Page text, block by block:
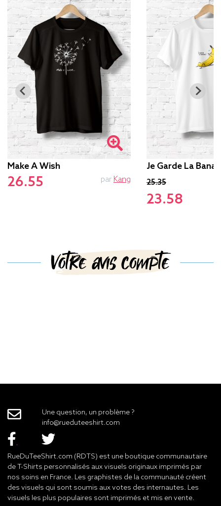
Make A Wish
26.55 par Kang
Je Garde La
25.35
23.58
Votre avis compte
Une question, un problème ?
info@rueduteeshirt.com
RueDuTeeShirt.com (RDTS) est une boutique communautaire
de T-Shirts personnalisés aux visuels originaux imprimés par
nos soins en France. Les graphistes de la communauté créent
des visuels qui sont soumis aux votes des internautes. Les
visuels les plus populaires sont imprimés et mis en vente.